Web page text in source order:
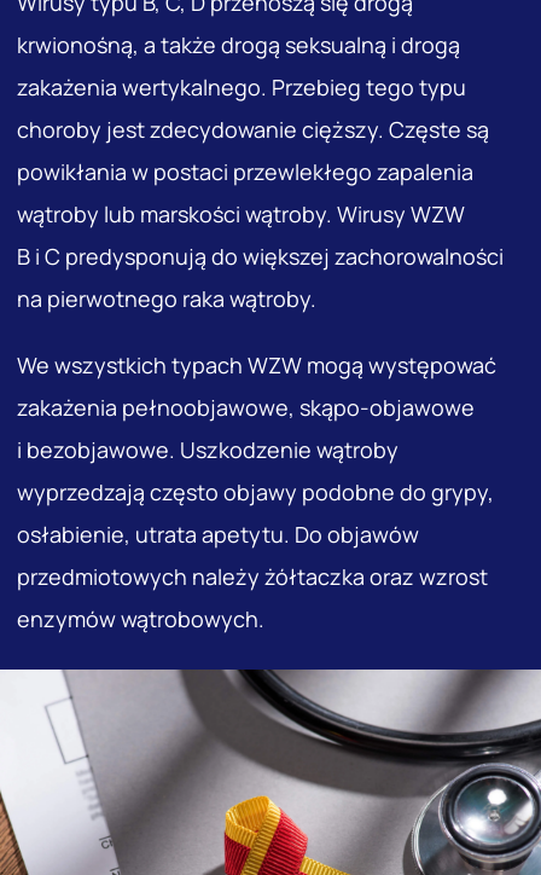
krwionośną, a także drogą seksualną i drogą
zakażenia wertykalnego. Przebieg tego typu
choroby jest zdecydowanie cięższy. Częste są
powikłania w postaci przewlekłego zapalenia
wątroby lub marskości wątroby. Wirusy WZW
B i C predysponują do większej zachorowalności
na pierwotnego raka wątroby.
We wszystkich typach WZW mogą występować
zakażenia pełnoobjawowe, skąpo-objawowe
i bezobjawowe. Uszkodzenie wątroby
wyprzedzają często objawy podobne do grypy,
osłabienie, utrata apetytu. Do objawów
przedmiotowych należy żółtaczka oraz wzrost
enzymów wątrobowych.